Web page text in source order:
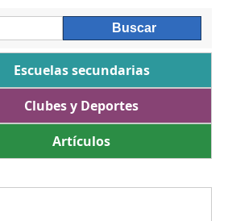
Escuelas secundarias
Clubes y Deportes
Artículos